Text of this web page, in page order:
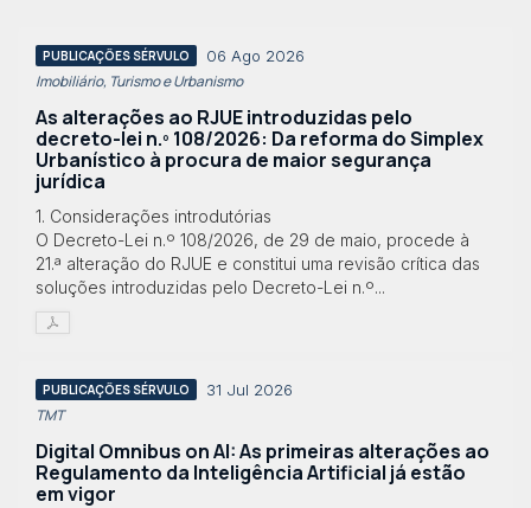
PUBLICAÇÕES SÉRVULO 06 Ago 2026
Imobiliário, Turismo e Urbanismo
As alterações ao RJUE introduzidas pelo
decreto-lei n.º 108/2026: Da reforma do Simplex
Urbanístico à procura de maior segurança
jurídica
1. Considerações introdutórias
O Decreto-Lei n.º 108/2026, de 29 de maio, procede à
21.ª alteração do RJUE e constitui uma revisão crítica das
soluções introduzidas pelo Decreto-Lei n.º...
PUBLICAÇÕES SÉRVULO 31 Jul 2026
TMT
Digital Omnibus on AI: As primeiras alterações ao
Regulamento da Inteligência Artificial já estão
em vigor